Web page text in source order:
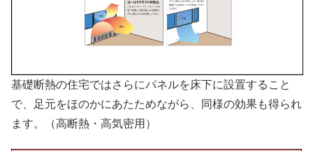
基礎断熱の住宅ではさらにパネルを床下に設置すること
で、足元をほのかにあたためながら、同様の効果も得られ
ます。（高断熱・高気密用）